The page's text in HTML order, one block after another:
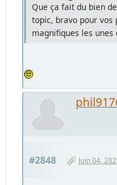
Que ça fait du bien
topic, bravo pour vos
magnifiques les
#2848 Juin 04,